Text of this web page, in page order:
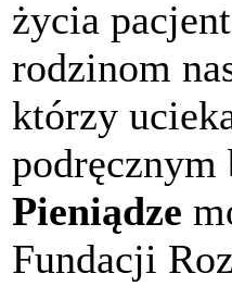
życia
rodzinom
którzy
podręcznym
Pieniądze
Fundacji